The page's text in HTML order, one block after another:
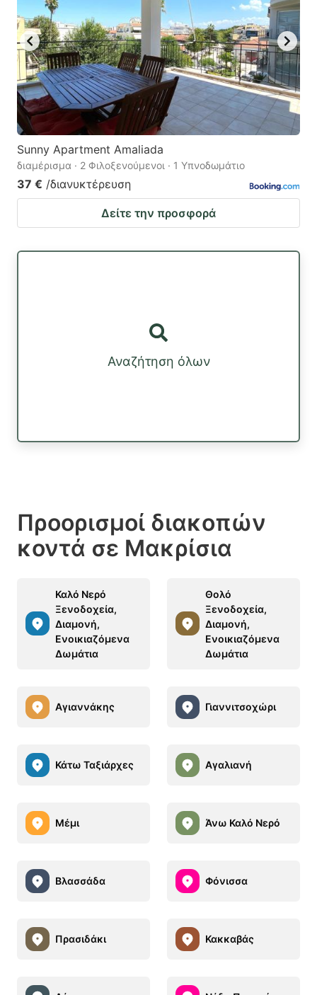
Sunny Apartment Amaliada
διαμέρισμα · 2 Φιλοξενούμενοι · 1 Υπνοδωμάτιο
37 € /διανυκτέρευση
Δείτε την προσφορά
Αναζήτηση όλων
Προορισμοί διακοπών
κοντά σε Μακρίσια
Καλό Νερό
Ξενοδοχεία,
Διαμονή,
Ενοικιαζόμενα
Δωμάτια
Θολό
Ξενοδοχεία,
Διαμονή,
Ενοικιαζόμενα
Δωμάτια
Αγιαννάκης Γιαννιτσοχώρι
Κάτω Ταξιάρχες Αγαλιανή
Μέμι Άνω Καλό Νερό
Βλασσάδα Φόνισσα
Πρασιδάκι Κακκαβάς